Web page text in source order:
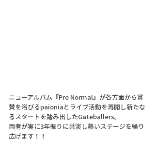
ニューアルバム『Pre Normal』が各方面から賞
賛を浴びるpaioniaとライブ活動を再開し新たな
るスタートを踏み出したGateballers。
両者が実に3年振りに共演し熱いステージを繰り
広げます！！